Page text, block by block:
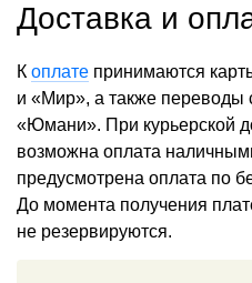
Доставка и
К оплате принимаются
и «Мир», а также переводы
«Юмани». При курьерской
возможна оплата
предусмотрена оплата по
До момента получения
не резервируются.